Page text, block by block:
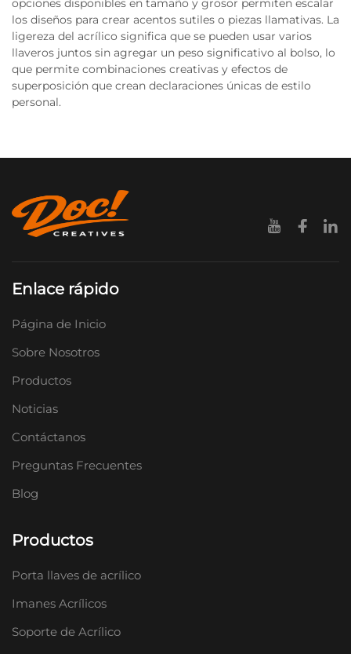
opciones disponibles en tamaño y grosor permiten escalar
los diseños para crear acentos sutiles o piezas llamativas. La
ligereza del acrílico significa que se pueden usar varios
llaveros juntos sin agregar un peso significativo al bolso, lo
que permite combinaciones creativas y efectos de
superposición que crean declaraciones únicas de estilo
personal.
Enlace rápido
Página de Inicio
Sobre Nosotros
Productos
Noticias
Contáctanos
Preguntas Frecuentes
Blog
Productos
Porta llaves de acrílico
Imanes Acrílicos
Soporte de Acrílico